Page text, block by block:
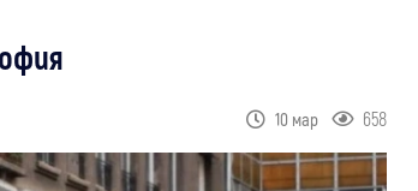
10 мар 658